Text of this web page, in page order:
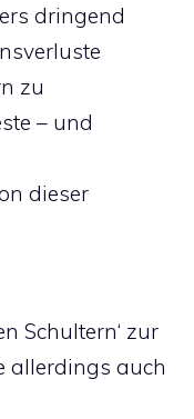
dringend
zu
– und
dieser
Schultern‘ zur
allerdings auch